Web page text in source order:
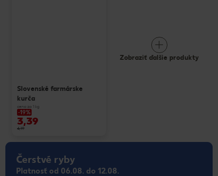
Slovenské farmárske
kurča
cena za 1 kg
-19%
3,39
4,19
Zobraziť ďalšie produkty
Čerstvé ryby
Platnosť od 06.08. do 12.08.